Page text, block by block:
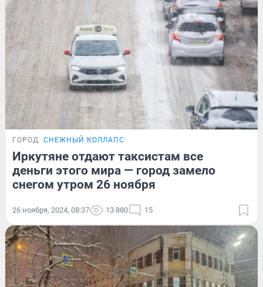
ГОРОД СНЕЖНЫЙ КОЛЛАПС
Иркутяне отдают таксистам все
деньги этого мира — город замело
снегом утром 26 ноября
26 ноября, 2024, 08:37 13 880 15